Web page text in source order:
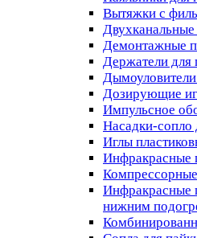
Вытяжки с
Демонтажные
Держатели для
Дозирующие
Импульсное
Насадки-сопло
Иглы
Инфракрасные
Инфракрасные
нижним